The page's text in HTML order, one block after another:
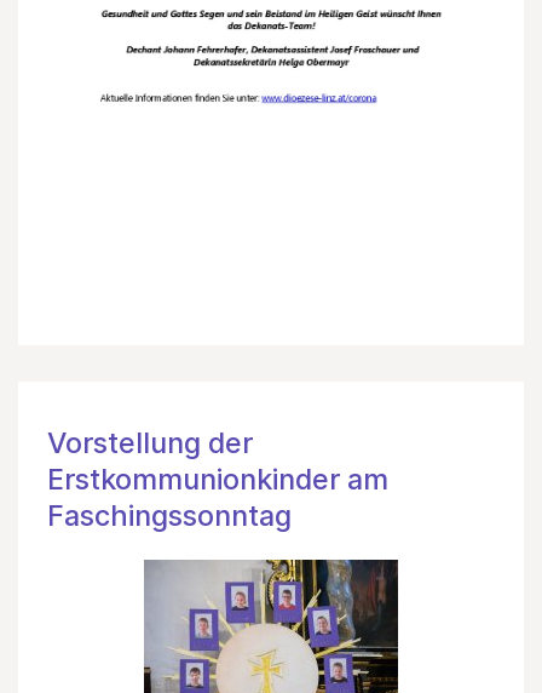
Vorstellung der
Erstkommunionkinder am
Faschingssonntag